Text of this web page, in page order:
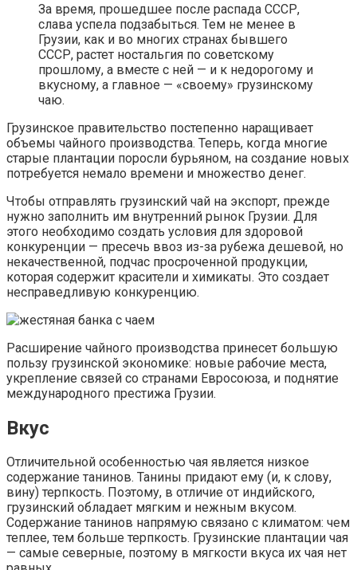
За время, прошедшее после распада СССР,
слава успела подзабыться. Тем не менее в
Грузии, как и во многих странах бывшего
СССР, растет ностальгия по советскому
прошлому, а вместе с ней — и к недорогому и
вкусному, а главное — «своему» грузинскому
чаю.
Грузинское правительство постепенно наращивает
объемы чайного производства. Теперь, когда многие
старые плантации поросли бурьяном, на создание новых
потребуется немало времени и множество денег.
Чтобы отправлять грузинский чай на экспорт, прежде
нужно заполнить им внутренний рынок Грузии. Для
этого необходимо создать условия для здоровой
конкуренции — пресечь ввоз из-за рубежа дешевой, но
некачественной, подчас просроченной продукции,
которая содержит красители и химикаты. Это создает
несправедливую конкуренцию.
Расширение чайного производства принесет большую
пользу грузинской экономике: новые рабочие места,
укрепление связей со странами Евросоюза, и поднятие
международного престижа Грузии.
Вкус
Отличительной особенностью чая является низкое
содержание танинов. Танины придают ему (и, к слову,
вину) терпкость. Поэтому, в отличие от индийского,
грузинский обладает мягким и нежным вкусом.
Содержание танинов напрямую связано с климатом: чем
теплее, тем больше терпкость. Грузинские плантации чая
— самые северные, поэтому в мягкости вкуса их чая нет